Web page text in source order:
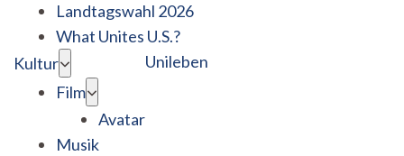
Landtagswahl 2026
What Unites U.S.?
Kultur
Film
Avatar
Musik
Unileben